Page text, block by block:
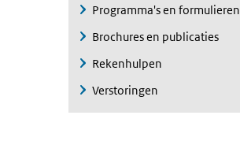
Programma's en formulieren
Brochures en publicaties
Rekenhulpen
Verstoringen